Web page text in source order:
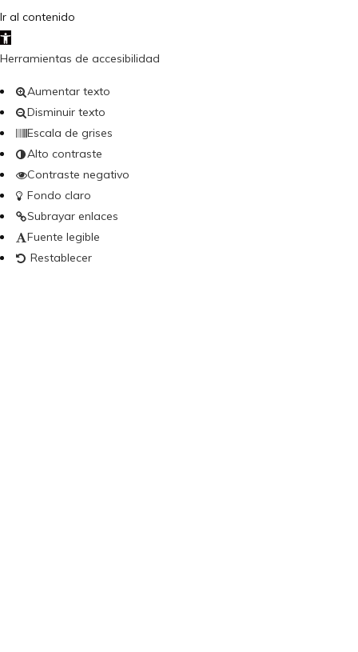
Ir al contenido
Abrir barra de herramientas
Herramientas de accesibilidad
Aumentar texto
Disminuir texto
Escala de grises
Alto contraste
Contraste negativo
Fondo claro
Subrayar enlaces
Fuente legible
Restablecer